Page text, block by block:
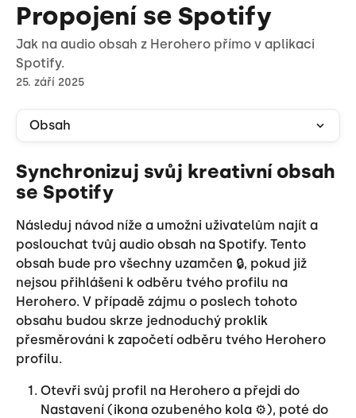
Propojení se Spotify
Jak na audio obsah z Herohero přímo v aplikaci
Spotify.
25. září 2025
Obsah
Synchronizuj svůj kreativní obsah
se Spotify
Následuj návod níže a umožni uživatelům najít a
poslouchat tvůj audio obsah na Spotify. Tento
obsah bude pro všechny uzamčen 🔒, pokud již
nejsou přihlášeni k odběru tvého profilu na
Herohero. V případě zájmu o poslech tohoto
obsahu budou skrze jednoduchý proklik
přesměrováni k započetí odběru tvého Herohero
profilu.
Otevři svůj profil na Herohero a přejdi do
Nastavení (ikona ozubeného kola ⚙️), poté do